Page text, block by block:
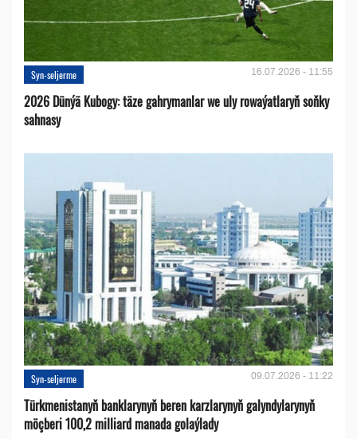
Syn-seljerme 16.07.2026 - 11:55
2026 Dünýä Kubogy: täze gahrymanlar we uly rowaýatlaryň soňky
sahnasy
Syn-seljerme 09.07.2026 - 11:22
Türkmenistanyň banklarynyň beren karzlarynyň galyndylarynyň
möçberi 100,2 milliard manada golaýlady